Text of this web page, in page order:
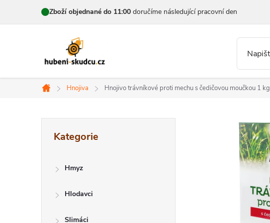
Zboží objednané do 11:00 doručíme následující pracovní den
Domů
Hnojiva Hnojivo trávníkové proti mechu s čedičovou moučkou 1 kg
kategorie
Kategorie
Hmyz
Hlodavci
Slimáci